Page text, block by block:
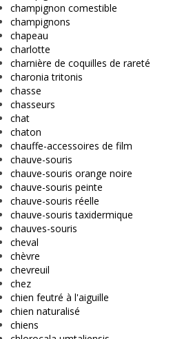
champignon comestible
champignons
chapeau
charlotte
charnière de coquilles de rareté
charonia tritonis
chasse
chasseurs
chat
chaton
chauffe-accessoires de film
chauve-souris
chauve-souris orange noire
chauve-souris peinte
chauve-souris réelle
chauve-souris taxidermique
chauves-souris
cheval
chèvre
chevreuil
chez
chien feutré à l'aiguille
chien naturalisé
chiens